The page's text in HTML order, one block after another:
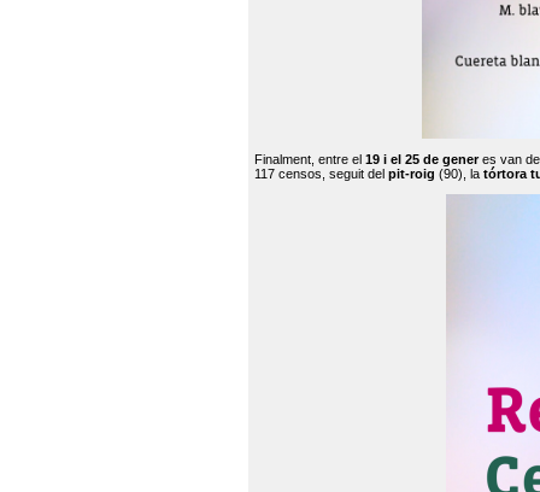
Finalment, entre el 19 i el 25 de generes van
117 censos, seguit del pit-roig (90), la tórtora